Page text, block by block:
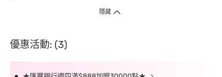
隱藏
優惠活動: (3)